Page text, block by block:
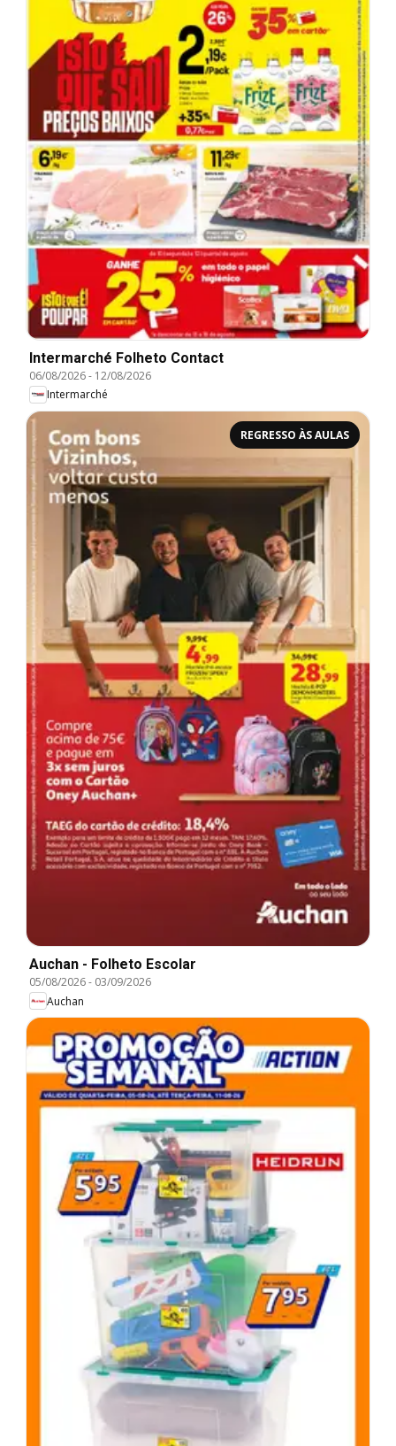
Intermarché Folheto Contact
06/08/2026- 12/08/2026
Intermarché
REGRESSO ÀS AULAS
Auchan - Folheto Escolar
05/08/2026- 03/09/2026
Auchan